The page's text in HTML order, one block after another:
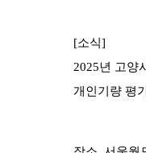
[소식]
2025년 고양
개인기량 평